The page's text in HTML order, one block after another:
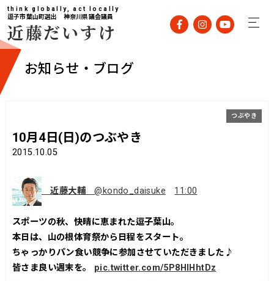
think globally, act locally
逗子市葉山町選出 神奈川県議会議員
近藤だいすけ
お知らせ・ブログ
10月4日(日)のつぶやき
2015.10.05
つぶやき
近藤大輔 @kondo_daisuke 11:00
スポーツの秋、快晴に恵まれた逗子葉山。
本日は、山の根体育祭から日程をスタート。
ちゃっかりパン食い競争に参加させていただきました♪
皆さま良い週末を。 pic.twitter.com/5P8HlHhtDz